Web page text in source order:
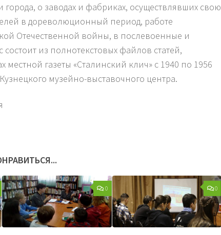
о заводах и фабриках, осуществлявших свою
в дореволюционный период, работе
Отечественной войны, в послевоенные и
состоит из полнотекстовых файлов статей,
местной газеты «Сталинский клич» с 1940 по 1956
музейно-выставочного центра.
0 0